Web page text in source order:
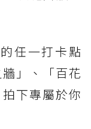
任一打卡點
」、「百花
下專屬於你